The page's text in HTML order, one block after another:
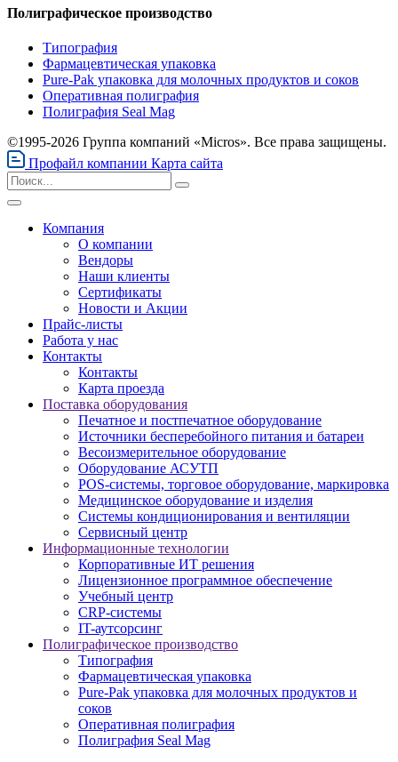
Полиграфическое производство
Типография
Фармацевтическая упаковка
Pure-Pak упаковка для молочных продуктов и соков
Оперативная полиграфия
Полиграфия Seal Mag
©1995-2026 Группа компаний «Micros». Все права защищены.
Профайл компании Карта сайта
Компания
О компании
Вендоры
Наши клиенты
Сертификаты
Новости и Акции
Прайс-листы
Работа у нас
Контакты
Контакты
Карта проезда
Поставка оборудования
Печатное и постпечатное оборудование
Источники бесперебойного питания и батареи
Весоизмерительное оборудование
Оборудование АСУТП
POS-системы, торговое оборудование, маркировка
Медицинское оборудование и изделия
Системы кондиционирования и вентиляции
Сервисный центр
Информационные технологии
Корпоративные ИТ решения
Лицензионное программное обеспечение
Учебный центр
CRP-системы
IT-аутсорсинг
Полиграфическое производство
Типография
Фармацевтическая упаковка
Pure-Pak упаковка для молочных продуктов и
соков
Оперативная полиграфия
Полиграфия Seal Mag